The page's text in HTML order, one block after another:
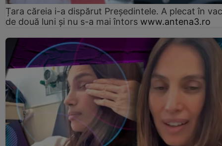
Țara căreia i-a dispărut Președintele. A plecat în
de două luni și nu s-a mai întors www.antena3.ro